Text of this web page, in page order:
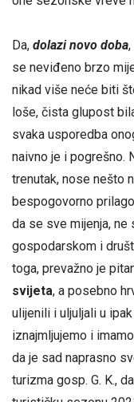
Da, dolazi novo doba
se neviđeno brzo
nikad više neće biti
loše, čista glupost
svaka usporedba
naivno je i pogrešno.
trenutak, nose nešto
bespogovorno
da se sve mijenja, ne
gospodarskom i
toga, prevažno je
svijeta, a posebno
ulijenili i uljuljali u
iznajmljujemo i
da je sad naprasno
turizma gosp. G. K.,